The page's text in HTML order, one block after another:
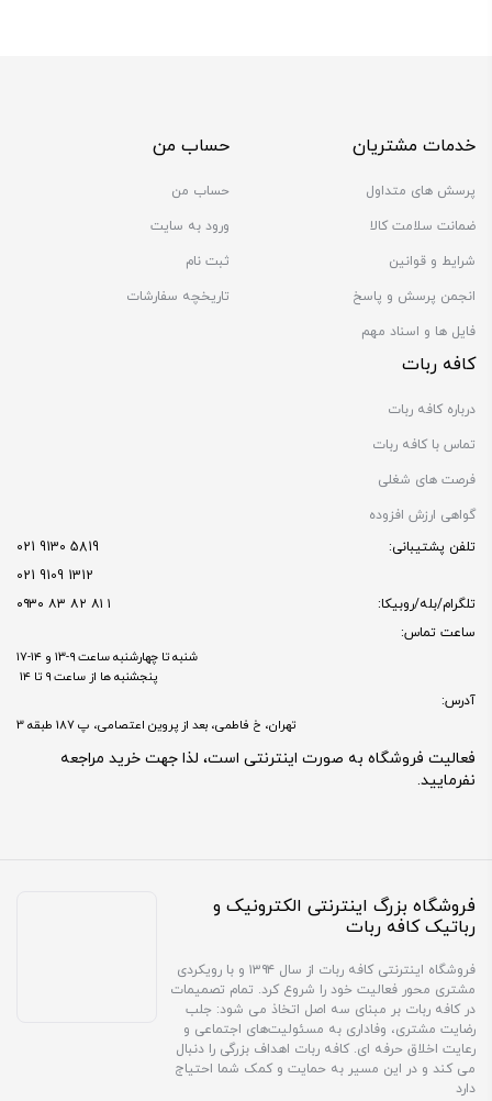
خدمات مشتریان
پرسش های متداول
ضمانت سلامت کالا
شرایط و قوانین
انجمن پرسش و پاسخ
فایل ها و اسناد مهم
حساب من
حساب من
ورود به سایت
ثبت نام
تاریخچه سفارشات
کافه ربات
درباره کافه ربات
تماس با کافه ربات
فرصت های شغلی
گواهی ارزش افزوده
تلفن پشتیبانی:
5819 9130 021
1312 9109 021
تلگرام/بله/روبیکا:
۱ ۸۱ ۸۲ ۸۳ ۰۹۳۰
ساعت تماس:
شنبه تا چهارشنبه ساعت ۹-۱۳ و ۱۴-۱۷
پنجشنبه ها از ساعت ۹ تا ۱۴
آدرس:
تهران، خ فاطمی، بعد از پروین اعتصامی، پ 187 طبقه 3
فعالیت فروشگاه به صورت اینترنتی است، لذا جهت خرید مراجعه
نفرمایید.
فروشگاه بزرگ اینترنتی الکترونیک و
رباتیک کافه ربات
فروشگاه اینترنتی کافه ربات از سال ۱۳۹۴ و با رویکردی
مشتری محور فعالیت خود را شروع کرد. تمام تصمیمات
در کافه ربات بر مبنای سه اصل اتخاذ می شود: جلب
رضایت مشتری، وفاداری به مسئولیت‌های اجتماعی و
رعایت اخلاق حرفه ای. کافه ربات اهداف بزرگی را دنبال
می کند و در این مسیر به حمایت و کمک شما احتیاج
دارد